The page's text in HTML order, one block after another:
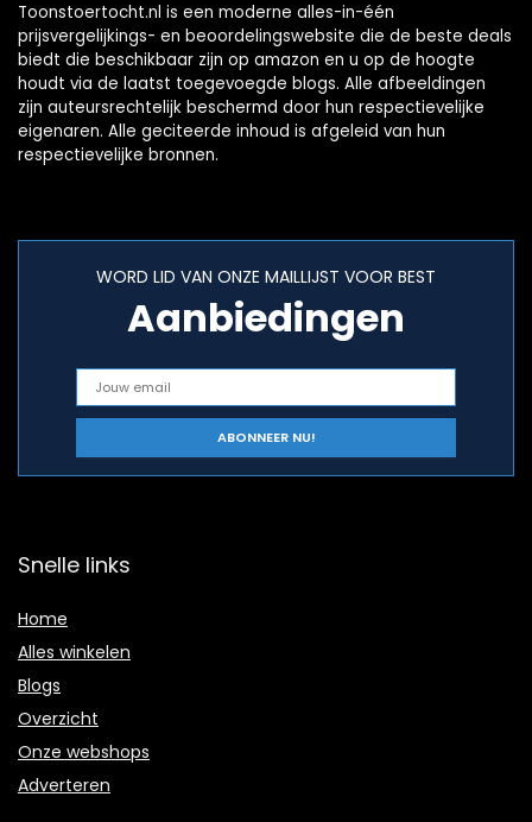
Toonstoertocht.nl is een moderne alles-in-één
prijsvergelijkings- en beoordelingswebsite die de beste deals
biedt die beschikbaar zijn op amazon en u op de hoogte
houdt via de laatst toegevoegde blogs. Alle afbeeldingen
zijn auteursrechtelijk beschermd door hun respectievelijke
eigenaren. Alle geciteerde inhoud is afgeleid van hun
respectievelijke bronnen.
WORD LID VAN ONZE MAILLIJST VOOR BEST
Aanbiedingen
Snelle links
Home
Alles winkelen
Blogs
Overzicht
Onze webshops
Adverteren